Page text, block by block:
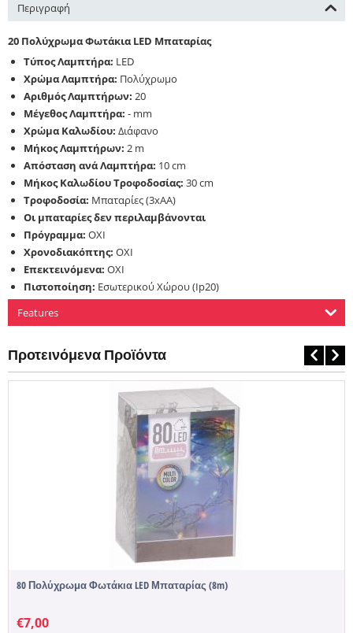
Περιγραφή
20 Πολύχρωμα Φωτάκια LED Μπαταρίας
Τύπος Λαμπτήρα: LED
Χρώμα Λαμπτήρα: Πολύχρωμο
Αριθμός Λαμπτήρων: 20
Μέγεθος Λαμπτήρα: - mm
Χρώμα Καλωδίου: Διάφανο
Μήκος Λαμπτήρων: 2 m
Απόσταση ανά Λαμπτήρα: 10 cm
Μήκος Καλωδίου Τροφοδοσίας: 30 cm
Τροφοδοσία: Μπαταρίες (3xAA)
Οι μπαταρίες δεν περιλαμβάνονται
Πρόγραμμα: ΟΧΙ
Χρονοδιακόπτης: ΟΧΙ
Επεκτεινόμενα: ΟΧΙ
Πιστοποίηση: Εσωτερικού Χώρου (Ip20)
Features
Προτεινόμενα Προϊόντα
80 Πολύχρωμα Φωτάκια LED Μπαταρίας (8m)
€7,00